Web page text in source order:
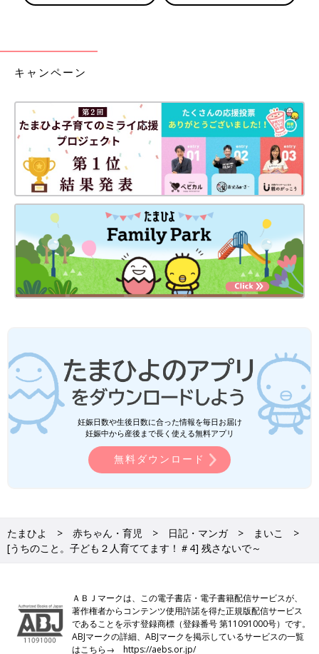
キャンペーン
妊娠日数や生後日数に合った情報を毎日お届け
妊娠中から産後まで長く使える無料アプリ
無料ダウンロード
たまひよ 赤ちゃん・育児 日記・マンガ
まいこ
[うちのこと。子ども２人育ててます！＃4] 残さないで～
ＡＢＪマークは、この電子書店・電子書籍配信サービスが、
著作権者からコンテンツ使用許諾を得た正規版配信サービス
であることを示す登録商標（登録番号 第11091000号）です。
ABJマークの詳細、ABJマークを掲示しているサービスの一覧
はこちら→https://aebs.or.jp/